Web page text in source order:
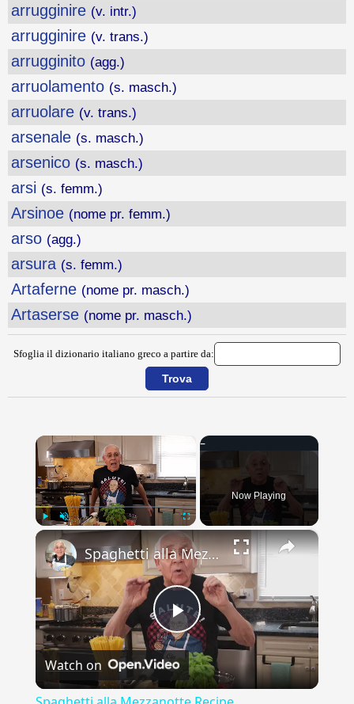
arrugginire (v. intr.)
arrugginire (v. trans.)
arrugginito (agg.)
arruolamento (s. masch.)
arruolare (v. trans.)
arsenale (s. masch.)
arsenico (s. masch.)
arsi (s. femm.)
Arsinoe (nome pr. femm.)
arso (agg.)
arsura (s. femm.)
Artaferne (nome pr. masch.)
Artaserse (nome pr. masch.)
Sfoglia il dizionario italiano greco a partire da:
Unmute
Now Playing
×
Play
Video
Spaghetti alla Mezzanotte Recipe
Watch on